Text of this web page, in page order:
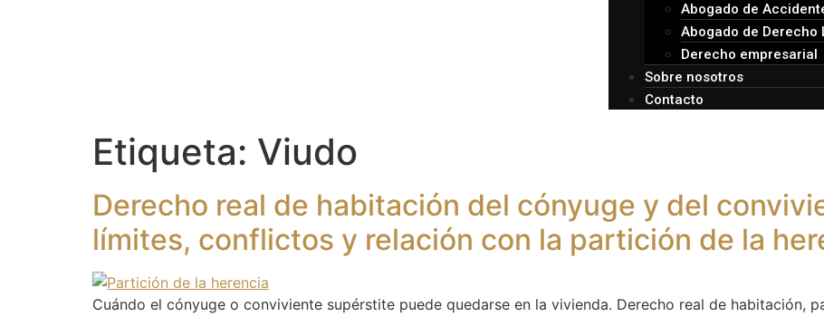
Abogado de
Abogado de Derecho
Derecho empresarial
Sobre nosotros
Contacto
Etiqueta: Viudo
Derecho real de habitación del cónyuge y del
límites, conflictos y relación con la partición de la
Cuándo el cónyuge o conviviente supérstite puede quedarse en la vivienda. Derecho real de habitación,